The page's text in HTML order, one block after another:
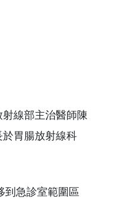
線部主治醫師陳
胃腸放射線科
到急診室範圍區